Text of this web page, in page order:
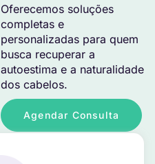
Oferecemos soluções
completas e
personalizadas para quem
busca recuperar a
autoestima e a naturalidade
dos cabelos.
Agendar Consulta